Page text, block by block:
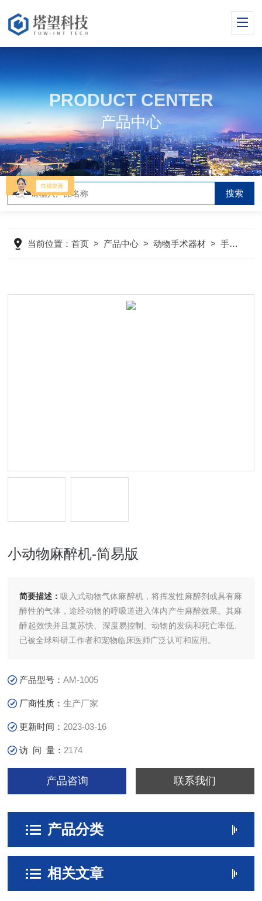
PRODUCT CENTER
产品中心
当前位置：首页 > 产品中心 >动物手术器材 >手术辅助
小动物麻醉机-简易版
简要描述：吸入式动物气体麻醉机，将挥发性麻醉剂或具有麻
醉性的气体，途经动物的呼吸道进入体内产生麻醉效果。其麻
醉起效快并且复苏快、深度易控制、动物的发病和死亡率低、
已被全球科研工作者和宠物临床医师广泛认可和应用。
产品型号：AM-1005
厂商性质：生产厂家
更新时间： 2023-03-16
访 问 量： 2174
产品咨询 联系我们
产品分类
相关文章